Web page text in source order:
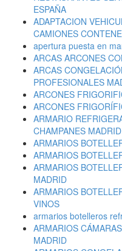
ESPAÑA
ADAPTACION
CAMIONES
apertura puesta en
ARCAS ARCONES
ARCAS
PROFESIONALES
ARCONES
ARCONES
ARMARIO
CHAMPANES MADRID
ARMARIOS
ARMARIOS
ARMARIOS
MADRID
ARMARIOS
VINOS
armarios botelleros
ARMARIOS
MADRID